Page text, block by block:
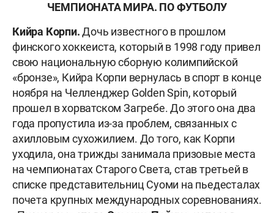
ЧЕМПИОНАТА МИРА. ПО ФУТБОЛУ
Кийра Корпи.Дочь известного в прошлом
финского хоккеиста, который в 1998 году привел
свою национальную сборную колимпийской
«бронзе», Кийра Корпи вернулась в спорт в конце
ноября на Челленджер Golden Spin, который
прошел в хорватском Загребе. До этого она два
года пропустила из-за проблем, связанных с
ахилловым сухожилием. До того, как Корпи
уходила, она трижды занимала призовые места
на чемпионатах Старого Света, став третьей в
списке представительниц Суоми на пьедесталах
почета крупных международных соревнованиях.